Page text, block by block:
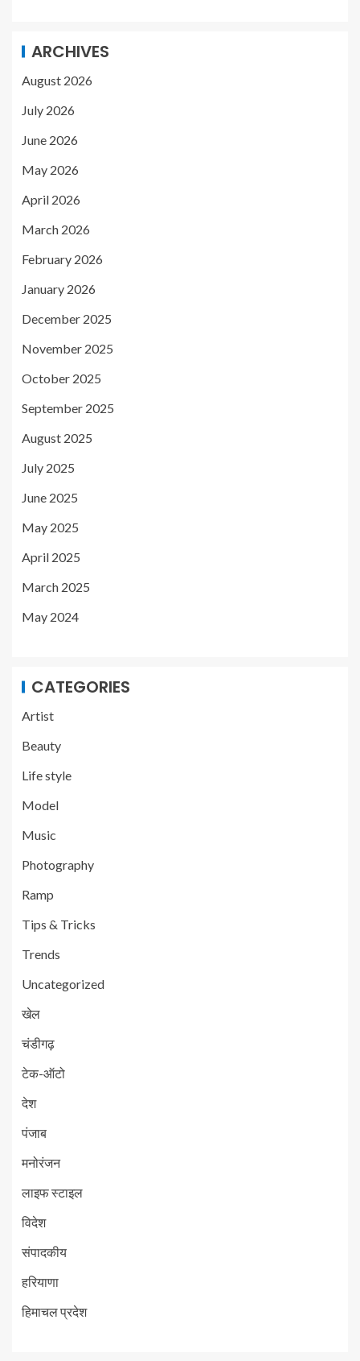
ARCHIVES
August 2026
July 2026
June 2026
May 2026
April 2026
March 2026
February 2026
January 2026
December 2025
November 2025
October 2025
September 2025
August 2025
July 2025
June 2025
May 2025
April 2025
March 2025
May 2024
CATEGORIES
Artist
Beauty
Life style
Model
Music
Photography
Ramp
Tips & Tricks
Trends
Uncategorized
खेल
चंडीगढ़
टेक-ऑटो
देश
पंजाब
मनोरंजन
लाइफ स्टाइल
विदेश
संपादकीय
हरियाणा
हिमाचल प्रदेश